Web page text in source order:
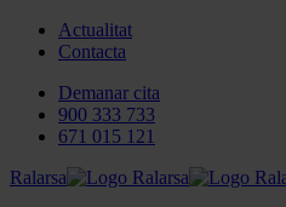
Actualitat
Contacta
Demanar cita
900 333 733
671 015 121
Ralarsa